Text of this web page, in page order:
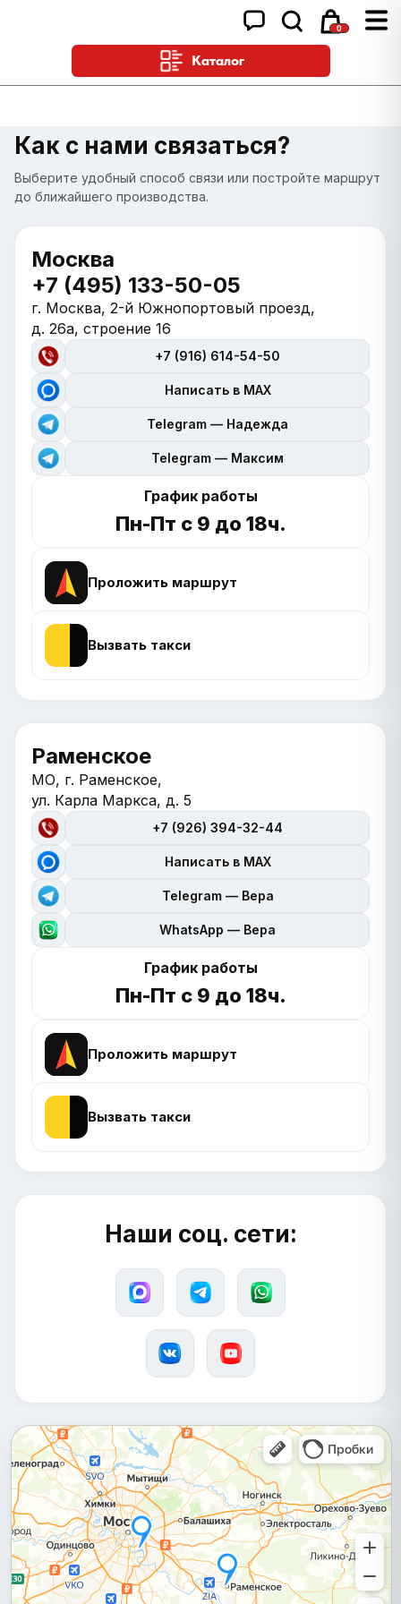
0
Каталог
Как с нами связаться?
Выберите удобный способ связи или постройте маршрут
до ближайшего производства.
Москва
+7 (495) 133-50-05
г. Москва, 2-й Южнопортовый проезд,
д. 26а, строение 16
+7 (916) 614-54-50
Написать в MAX
Telegram — Надежда
Telegram — Максим
График работы
Пн-Пт с 9 до 18ч.
Проложить маршрут
Вызвать такси
Раменское
МО, г. Раменское,
ул. Карла Маркса, д. 5
+7 (926) 394-32-44
Написать в MAX
Telegram — Вера
WhatsApp — Вера
График работы
Пн-Пт с 9 до 18ч.
Проложить маршрут
Вызвать такси
Наши соц. сети: